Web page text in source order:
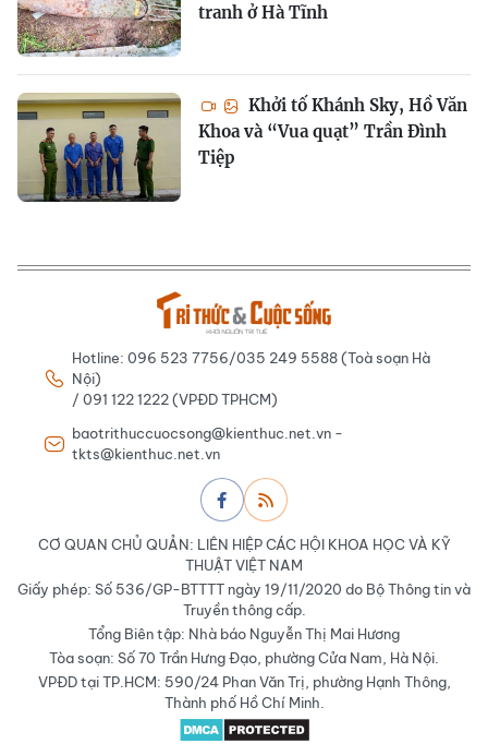
tranh ở Hà Tĩnh
Khởi tố Khánh Sky, Hồ Văn
Khoa và “Vua quạt” Trần Đình
Tiệp
Hotline: 096 523 7756/035 249 5588 (Toà soạn Hà
Nội)
/ 091 122 1222 (VPĐD TPHCM)
baotrithuccuocsong@kienthuc.net.vn -
tkts@kienthuc.net.vn
CƠ QUAN CHỦ QUẢN: LIÊN HIỆP CÁC HỘI KHOA HỌC VÀ KỸ
THUẬT VIỆT NAM
Giấy phép: Số 536/GP-BTTTT ngày 19/11/2020 do Bộ Thông tin và
Truyền thông cấp.
Tổng Biên tập: Nhà báo Nguyễn Thị Mai Hương
Tòa soạn: Số 70 Trần Hưng Đạo, phường Cửa Nam, Hà Nội.
VPĐD tại TP.HCM: 590/24 Phan Văn Trị, phường Hạnh Thông,
Thành phố Hồ Chí Minh.